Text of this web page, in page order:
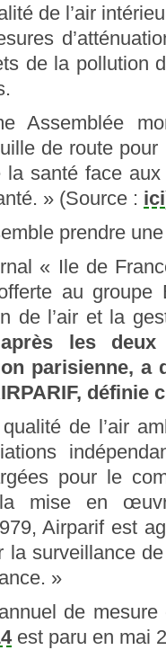
de l’air
de la pollution
Assemblée
de route
la santé face
» (Source : ici
prendre
« Ile de
au groupe
de l’air et la
les
parisienne, a
définie
de l’air
pour le
mise en
Airparif est
la surveillance
»
de
est paru en mai